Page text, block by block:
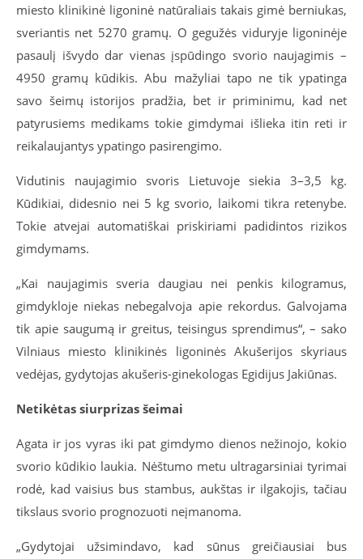
miesto klinikinė ligoninė natūraliais takais gimė berniukas,
sveriantis net 5270 gramų. O gegužės viduryje ligoninėje
pasaulį išvydo dar vienas įspūdingo svorio naujagimis –
4950 gramų kūdikis. Abu mažyliai tapo ne tik ypatinga
savo šeimų istorijos pradžia, bet ir priminimu, kad net
patyrusiems medikams tokie gimdymai išlieka itin reti ir
reikalaujantys ypatingo pasirengimo.
Vidutinis naujagimio svoris Lietuvoje siekia 3–3,5 kg.
Kūdikiai, didesnio nei 5 kg svorio, laikomi tikra retenybe.
Tokie atvejai automatiškai priskiriami padidintos rizikos
gimdymams.
„Kai naujagimis sveria daugiau nei penkis kilogramus,
gimdykloje niekas nebegalvoja apie rekordus. Galvojama
tik apie saugumą ir greitus, teisingus sprendimus“, – sako
Vilniaus miesto klinikinės ligoninės Akušerijos skyriaus
vedėjas, gydytojas akušeris-ginekologas Egidijus Jakiūnas.
Netikėtas siurprizas šeimai
Agata ir jos vyras iki pat gimdymo dienos nežinojo, kokio
svorio kūdikio laukia. Nėštumo metu ultragarsiniai tyrimai
rodė, kad vaisius bus stambus, aukštas ir ilgakojis, tačiau
tikslaus svorio prognozuoti neįmanoma.
„Gydytojai užsimindavo, kad sūnus greičiausiai bus